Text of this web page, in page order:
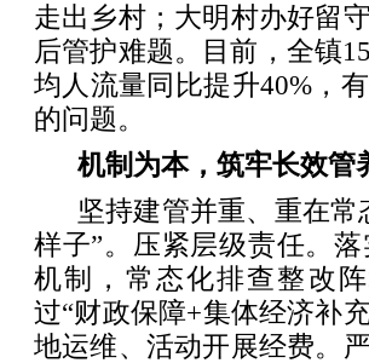
走出乡村；大明村办好留
后管护难题。目前，全镇
均人流量同比提升40%，
的问题。
机制为本，筑牢长效管
坚持建管并重、重在
样子”。压紧层级责任。
机制，常态化排查整改
过“财政保障+集体经济补
地运维、活动开展经费。